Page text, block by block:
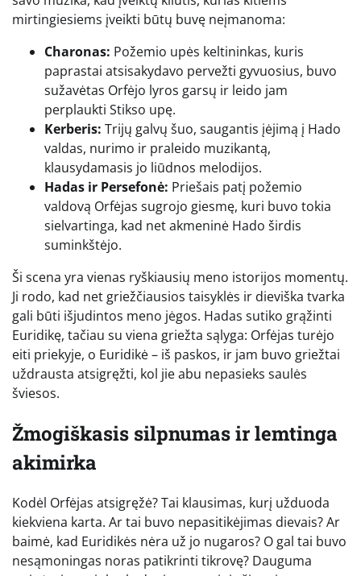
mirtingiesiems įveikti būtų buvę neįmanoma:
Charonas: Požemio upės keltininkas, kuris
paprastai atsisakydavo pervežti gyvuosius, buvo
sužavėtas Orfėjo lyros garsų ir leido jam
perplaukti Stikso upę.
Kerberis: Trijų galvų šuo, saugantis įėjimą į Hado
valdas, nurimo ir praleido muzikantą,
klausydamasis jo liūdnos melodijos.
Hadas ir Persefonė: Priešais patį požemio
valdovą Orfėjas sugrojo giesmę, kuri buvo tokia
sielvartinga, kad net akmeninė Hado širdis
suminkštėjo.
Ši scena yra vienas ryškiausių meno istorijos momentų.
Ji rodo, kad net griežčiausios taisyklės ir dieviška tvarka
gali būti išjudintos meno jėgos. Hadas sutiko grąžinti
Euridikę, tačiau su viena griežta sąlyga: Orfėjas turėjo
eiti priekyje, o Euridikė – iš paskos, ir jam buvo griežtai
uždrausta atsigręžti, kol jie abu nepasieks saulės
šviesos.
Žmogiškasis silpnumas ir lemtinga
akimirka
Kodėl Orfėjas atsigręžė? Tai klausimas, kurį užduoda
kiekviena karta. Ar tai buvo nepasitikėjimas dievais? Ar
baimė, kad Euridikės nėra už jo nugaros? O gal tai buvo
nesąmoningas noras patikrinti tikrovę? Dauguma